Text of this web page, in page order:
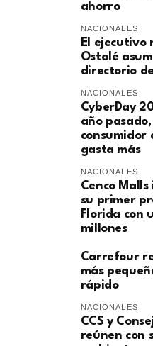
ahorro
NACIONALES
El ejecutivo
Ostalé
directorio
NACIONALES
CyberDay
año
consumidor
gasta más
NACIONALES
Cenco
su primer
Florida con
millones
Carrefour
más
rápido
NACIONALES
CCS y
reúnen con